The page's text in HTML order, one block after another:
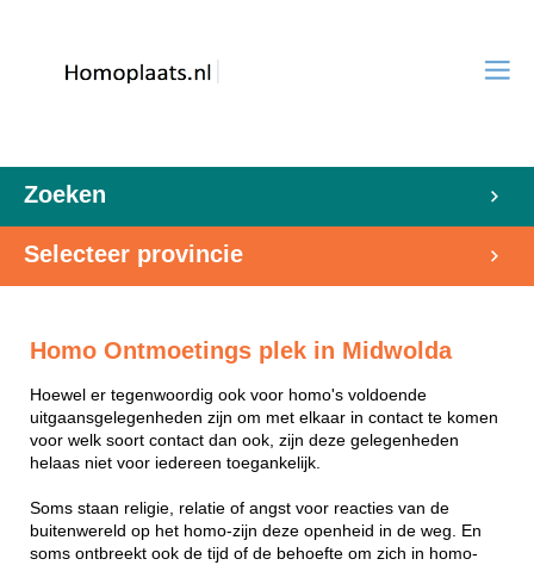
Zoeken
Selecteer provincie
Homo Ontmoetings plek in Midwolda
Hoewel er tegenwoordig ook voor homo's voldoende
uitgaansgelegenheden zijn om met elkaar in contact te komen
voor welk soort contact dan ook, zijn deze gelegenheden
helaas niet voor iedereen toegankelijk.
Soms staan religie, relatie of angst voor reacties van de
buitenwereld op het homo-zijn deze openheid in de weg. En
soms ontbreekt ook de tijd of de behoefte om zich in homo-